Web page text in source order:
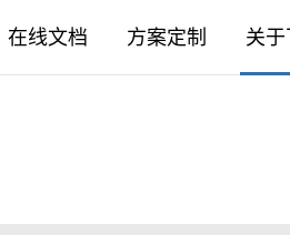
在线文档 方案定制 关于